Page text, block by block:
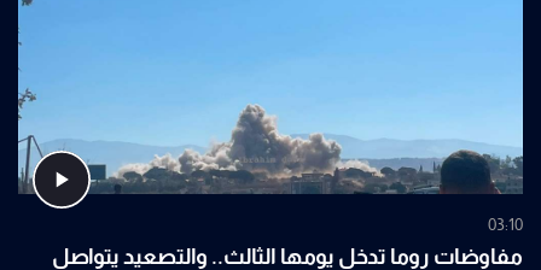
03:10
مفاوضات روما تدخل يومها الثالث.. والتصعيد يتواصل